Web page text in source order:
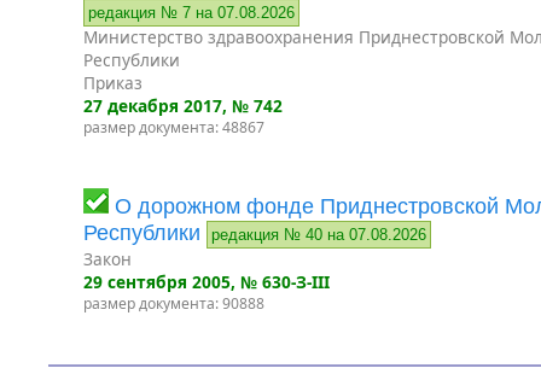
редакция № 7 на 07.08.2026
Министерство здравоохранения Приднестровской
Республики
Приказ
27 декабря 2017, № 742
размер документа: 48867
О дорожном фонде Приднестровской
Республики
редакция № 40 на 07.08.2026
Закон
29 сентября 2005, № 630-З-III
размер документа: 90888